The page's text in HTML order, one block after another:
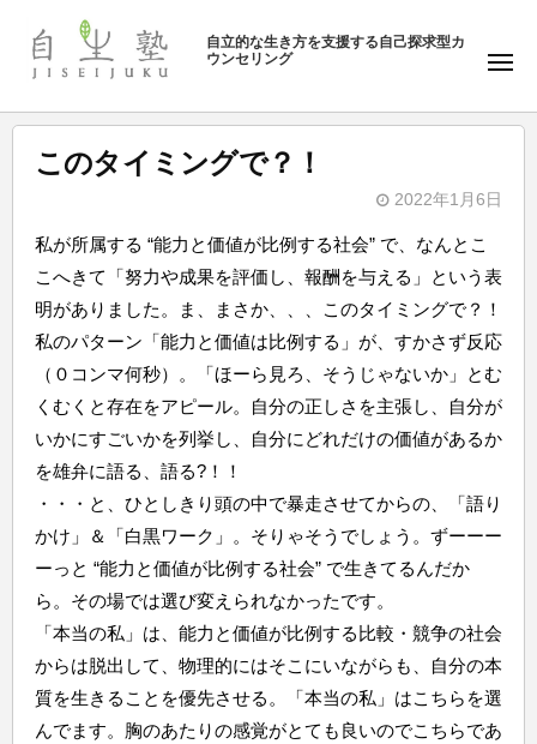
ン
自
塾
自立的な生き方を支援する自己探求型カ
ウンセリング
メ
ュ
ー
このタイミングで？！
2022年1月6日
y
自
生
塾
私が所属する “能力と価値が比例する社会” で、なんとこ
こへきて「努力や成果を評価し、報酬を与える」という表
明がありました。ま、まさか、、、このタイミングで？！
私のパターン「能力と価値は比例する」が、すかさず反応
（０コンマ何秒）。「ほーら見ろ、そうじゃないか」とむ
くむくと存在をアピール。自分の正しさを主張し、自分が
いかにすごいかを列挙し、自分にどれだけの価値があるか
を雄弁に語る、語る?！！
・・・と、ひとしきり頭の中で暴走させてからの、「語り
かけ」＆「白黒ワーク」。そりゃそうでしょう。ずーーー
ーっと “能力と価値が比例する社会” で生きてるんだか
ら。その場では選び変えられなかったです。
「本当の私」は、能力と価値が比例する比較・競争の社会
からは脱出して、物理的にはそこにいながらも、自分の本
質を生きることを優先させる。「本当の私」はこちらを選
んでます。胸のあたりの感覚がとても良いのでこちらであ